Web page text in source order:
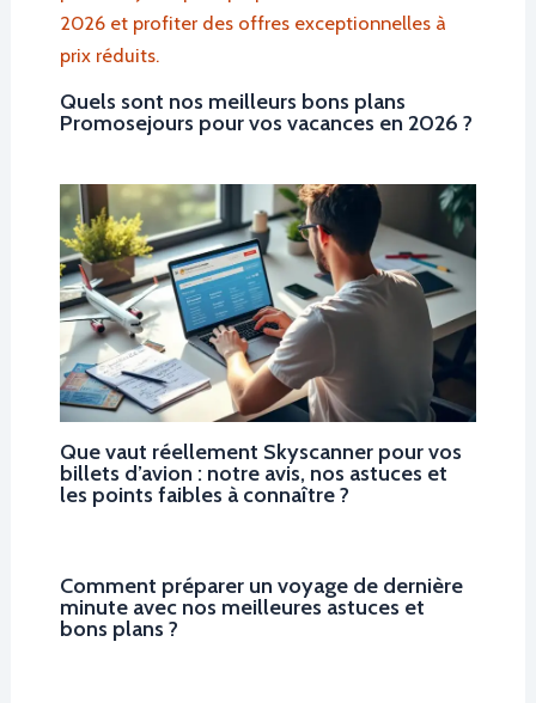
Quels sont nos meilleurs bons plans
Promosejours pour vos vacances en 2026 ?
Que vaut réellement Skyscanner pour vos
billets d’avion : notre avis, nos astuces et
les points faibles à connaître ?
Comment préparer un voyage de dernière
minute avec nos meilleures astuces et
bons plans ?